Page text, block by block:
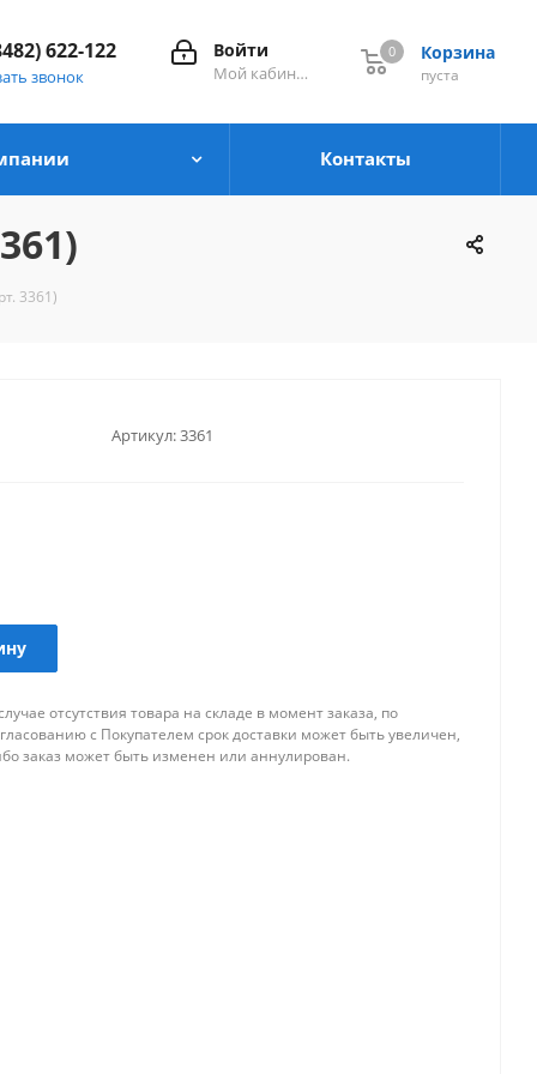
Корзина
0
пуста
0
Войти
Мой кабинет
622-122
звонок
Контакты
3361)
Артикул:3361
отсутствия товара на складе в момент заказа, по
с Покупателем срок доставки может быть увеличен,
заказ может быть изменен или аннулирован.